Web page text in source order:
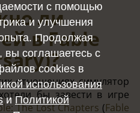
ли
в Fable
отношениях симулятор
бы завести в игре
The Lost Chapters (Fable
с помощью
и улучшения
Продолжая
вы соглашаетесь с
cookies в
использования
и Политикой